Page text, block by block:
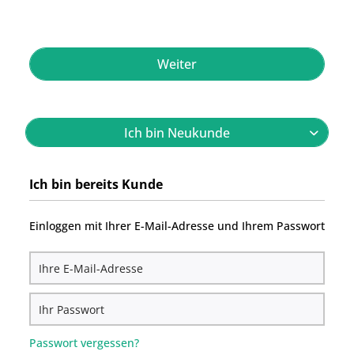
Weiter
Ich bin Neukunde
Ich bin bereits Kunde
Einloggen mit Ihrer E-Mail-Adresse und Ihrem Passwort
Passwort vergessen?